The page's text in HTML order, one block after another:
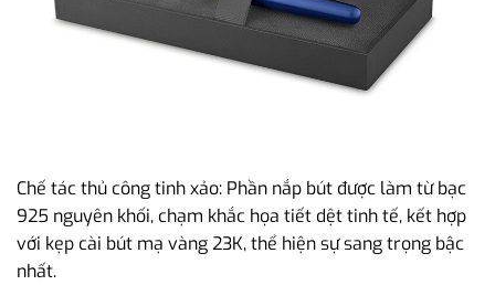
Chế tác thủ công tinh xảo: Phần nắp bút được làm từ bạc
925 nguyên khối, chạm khắc họa tiết dệt tinh tế, kết hợp
với kẹp cài bút mạ vàng 23K, thể hiện sự sang trọng bậc
nhất.